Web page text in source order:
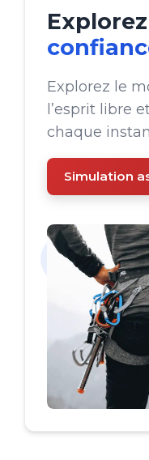
Explorez le
l’esprit libre
chaque
Simulation